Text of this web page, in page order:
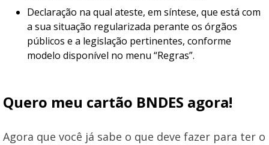
Declaração na qual ateste, em síntese, que está com
a sua situação regularizada perante os órgãos
públicos e a legislação pertinentes, conforme
modelo disponível no menu “Regras”.
Quero meu cartão BNDES agora!
Agora que você já sabe o que deve fazer para ter o